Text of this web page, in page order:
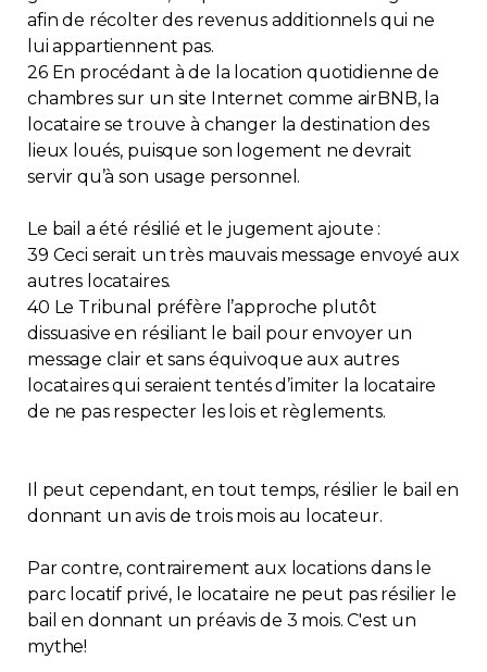
afin de récolter des revenus additionnels qui ne
lui appartiennent pas.
26 En procédant à de la location quotidienne de
chambres sur un site Internet comme airBNB, la
locataire se trouve à changer la destination des
lieux loués, puisque son logement ne devrait
servir qu’à son usage personnel.
Le bail a été résilié et le jugement ajoute :
39 Ceci serait un très mauvais message envoyé aux
autres locataires.
40 Le Tribunal préfère l’approche plutôt
dissuasive en résiliant le bail pour envoyer un
message clair et sans équivoque aux autres
locataires qui seraient tentés d’imiter la locataire
de ne pas respecter les lois et règlements.
Il peut cependant, en tout temps, résilier le bail en
donnant un avis de trois mois au locateur.
Par contre, contrairement aux locations dans le
parc locatif privé, le locataire ne peut pas résilier le
bail en donnant un préavis de 3 mois. C'est un
mythe!